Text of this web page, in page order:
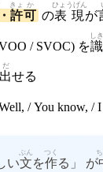
許
きょ
可
か
の表現
ひょうげん
が
/ SVOC) を識
しき
出
だ
せる
/ You know, / I
い文
ぶん
を作
つく
る」 が